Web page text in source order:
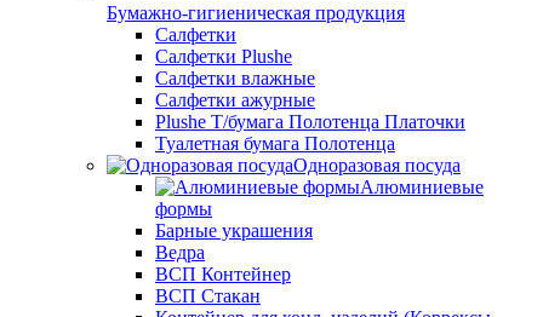
Бумажно-гигиеническая продукция
Салфетки
Салфетки Plushe
Салфетки влажные
Салфетки ажурные
Plushe Т/бумага Полотенца Платочки
Туалетная бумага Полотенца
Одноразовая посуда
Алюминиевые
формы
Барные украшения
Ведра
ВСП Контейнер
ВСП Стакан